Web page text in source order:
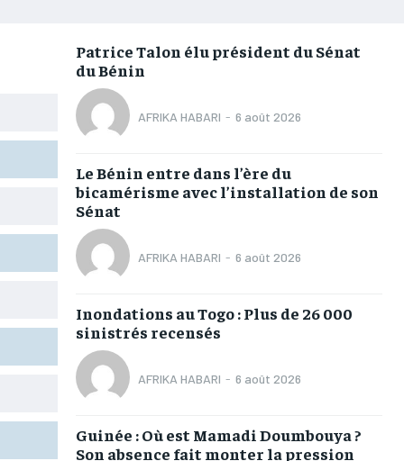
COMMUNIQUÉ
CULTURE
DIVERS
MONDE
OPPORTUNITÉ
PARTENAIRES
IT-ADMIN
TOGOREPORT
L’INTEGRAL
LOMEBOUGEINFO
COMMUNIQUÉ
CULTURE
DIVERS
MONDE
OPPORTUNITÉ
PARTENAIRES
IT-ADMIN
TOGOREPORT
L’INTEGRAL
LOMEBOUGEINFO
COMMUNIQUÉ
CULTURE
DIVERS
MONDE
OPPORTUNITÉ
PARTENAIRES
IT-ADMIN
TOGOREPORT
L’INTEGRAL
LOMEBOUGEINFO
COMMUNIQUÉ
CULTURE
DIVERS
MONDE
OPPORTUNITÉ
PARTENAIRES
IT-ADMIN
TOGOREPORT
L’INTEGRAL
LOMEBOUGEINFO
Patrice Talon élu président du Sénat
du Bénin
AFRIKA HABARI - 6 août 2026
Le Bénin entre dans l’ère du
bicamérisme avec l’installation de son
Sénat
AFRIKA HABARI - 6 août 2026
Inondations au Togo : Plus de 26 000
sinistrés recensés
AFRIKA HABARI - 6 août 2026
Guinée : Où est Mamadi Doumbouya ?
Son absence fait monter la pression